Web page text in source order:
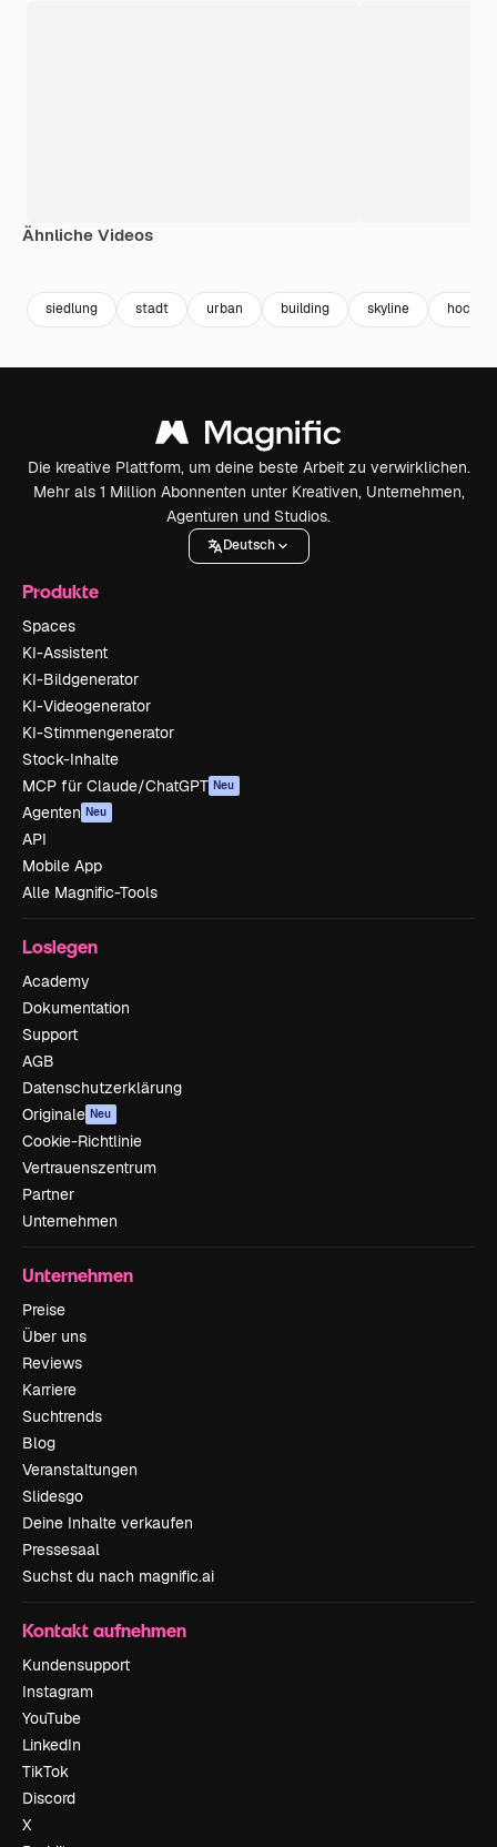
Ähnliche Videos
siedlung stadt urban building skyline
Die kreative Plattform, um deine beste Arbeit zu verwirklichen.
Mehr als 1 Million Abonnenten unter Kreativen, Unternehmen,
Agenturen und Studios.
Deutsch
Produkte
Spaces
KI-Assistent
KI-Bildgenerator
KI-Videogenerator
KI-Stimmengenerator
Stock-Inhalte
MCP für Claude/ChatGPT Neu
Agenten Neu
API
Mobile App
Alle Magnific-Tools
Loslegen
Academy
Dokumentation
Support
AGB
Datenschutzerklärung
Originale Neu
Cookie-Richtlinie
Vertrauenszentrum
Partner
Unternehmen
Unternehmen
Preise
Über uns
Reviews
Karriere
Suchtrends
Blog
Veranstaltungen
Slidesgo
Deine Inhalte verkaufen
Pressesaal
Suchst du nach magnific.ai
Kontakt aufnehmen
Kundensupport
Instagram
YouTube
LinkedIn
TikTok
Discord
X